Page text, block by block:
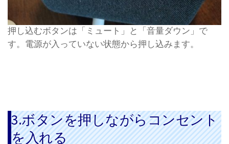
押し込むボタンは「ミュート」と「音量ダウン」で
す。電源が入っていない状態から押し込みます。
3.ボタンを押しながらコンセント
を入れる